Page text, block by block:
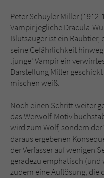
Peter Schuyler Miller
Vampir jegliche Dracula-
Blutsauger ist ein
seine Gefährlichkeit
‚junge‘ Vampir ein
Darstellung Miller
mischen weiß.
Noch einen Schritt weiter
das Werwolf-Motiv
wird zum Wolf, sondern
daraus ergebenen
der Verfasser auf wenigen
geradezu emphatisch
zudem eine Auflösung, die